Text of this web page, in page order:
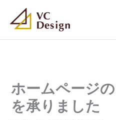
ス
ホームページ
を承りました